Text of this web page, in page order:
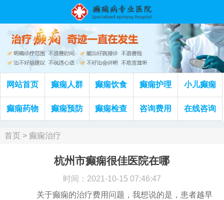
网站首页 癫痫人群 癫痫饮食 癫痫护理 小儿癫痫
癫痫药物 癫痫预防 癫痫检查 咨询费用 在线咨询
首页> 癫痫治疗
杭州市癫痫很佳医院在哪
时间：2021-10-15 07:46:47
关于癫痫的治疗费用问题，我想说的是，患者越早